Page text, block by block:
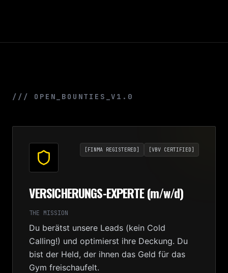
/// OPEN_BOUNTIES_V1.0
[FINMA REGISTERED] [VBV CERTIFIED]
VERSICHERUNGS-EXPERTE (m/w/d)
THE MISSION
Du berätst unsere Leads (kein Cold
Calling!) und optimierst ihre Deckung. Du
bist der Held, der ihnen das Geld für das
Gym freischaufelt.